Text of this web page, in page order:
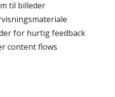
til billeder
for hurtig feedback
content flows